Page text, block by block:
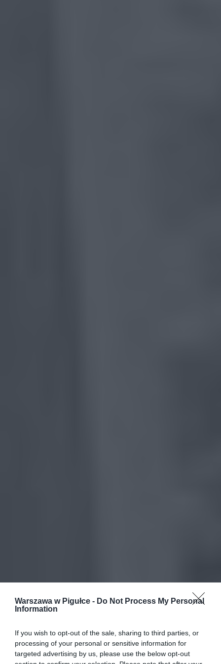
Warszawa w Pigułce - Do Not Process My Personal
Information
If you wish to opt-out of the sale, sharing to third parties, or
processing of your personal or sensitive information for
targeted advertising by us, please use the below opt-out